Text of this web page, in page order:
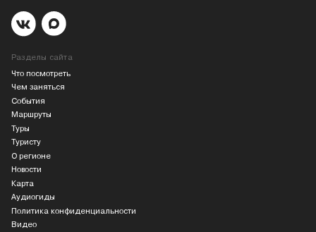
Разделы сайта
Что посмотреть
Чем заняться
События
Маршруты
Туры
Туристу
О регионе
Новости
Карта
Аудиогиды
Политика конфиденциальности
Видео